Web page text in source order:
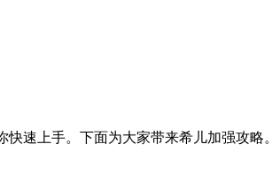
速上手。下面为大家带来希儿加强攻略。